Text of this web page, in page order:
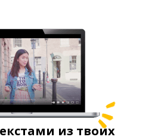
из твоих